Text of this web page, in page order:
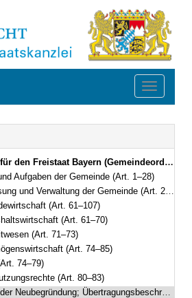
Toggle
– GO) in der Fassung der Bekanntmachung vom 22. August 1998 (GVBl. S. 796) BayRS 2020-1-1-I (Art. 1–122)
Aufgaben der Gemeinde (Art. 1–28)
und Verwaltung der Gemeinde (Art. 29–60a)
(Art. 61–107)
(Art. 61–70)
(Art. 71–73)
(Art. 74–85)
74–79)
(Art. 80–83)
Neubegründung; Übertragungsbeschränkungen